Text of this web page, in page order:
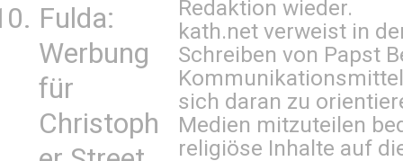
Fulda:
Werbung
für
Christoph
Redaktion wieder.
kath.net verweist in
Schreiben von Papst
sich daran zu
Medien mitzuteilen
religiöse Inhalte auf